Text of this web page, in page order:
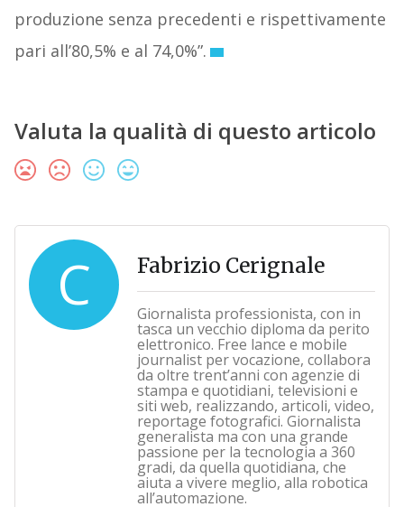
produzione senza precedenti e rispettivamente
pari all’80,5% e al 74,0%”.
Valuta la qualità di questo articolo
C Fabrizio Cerignale
Giornalista professionista, con in
tasca un vecchio diploma da perito
elettronico. Free lance e mobile
journalist per vocazione, collabora
da oltre trent’anni con agenzie di
stampa e quotidiani, televisioni e
siti web, realizzando, articoli, video,
reportage fotografici. Giornalista
generalista ma con una grande
passione per la tecnologia a 360
gradi, da quella quotidiana, che
aiuta a vivere meglio, alla robotica
all’automazione.